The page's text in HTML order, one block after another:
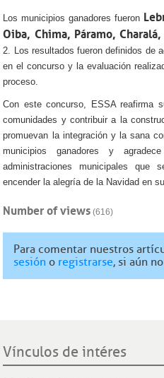
Los municipios ganadores fueron
Oiba, Chima, Páramo,
2. Los resultados fueron definidos de
en el concurso y la evaluación
proceso.
Con este concurso, ESSA reafirma
comunidades y contribuir a la
promuevan la integración y la sana
municipios ganadores y
administraciones municipales
encender la alegría de la Navidad en
Number of views (616)
Para comentar nuestros
sesión o registrarse, si aún
Vínculos de intéres